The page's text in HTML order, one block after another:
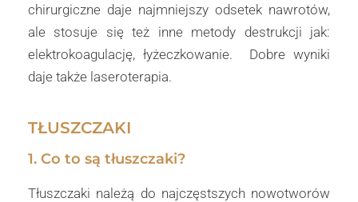
chirurgiczne daje najmniejszy odsetek nawrotów,
ale stosuje się też inne metody destrukcji jak:
elektrokoagulację, łyżeczkowanie. Dobre wyniki
daje także laseroterapia.
TŁUSZCZAKI
1. Co to są tłuszczaki?
Tłuszczaki należą do najczęstszych nowotworów